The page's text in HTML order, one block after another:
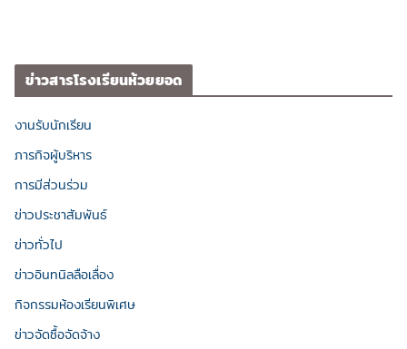
ข่าวสารโรงเรียนห้วยยอด
งานรับนักเรียน
ภารกิจผู้บริหาร
การมีส่วนร่วม
ข่าวประชาสัมพันธ์
ข่าวทั่วไป
ข่าวอินทนิลลือเลื่อง
กิจกรรมห้องเรียนพิเศษ
ข่าวจัดซื้อจัดจ้าง